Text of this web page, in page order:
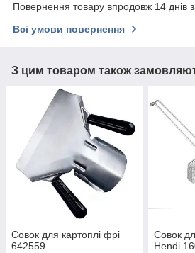
Повернення товару впродовж 14 днів
Всі умови повернення
З цим товаром також
Совок для картоплі фрі
642559
Совок
Hendi